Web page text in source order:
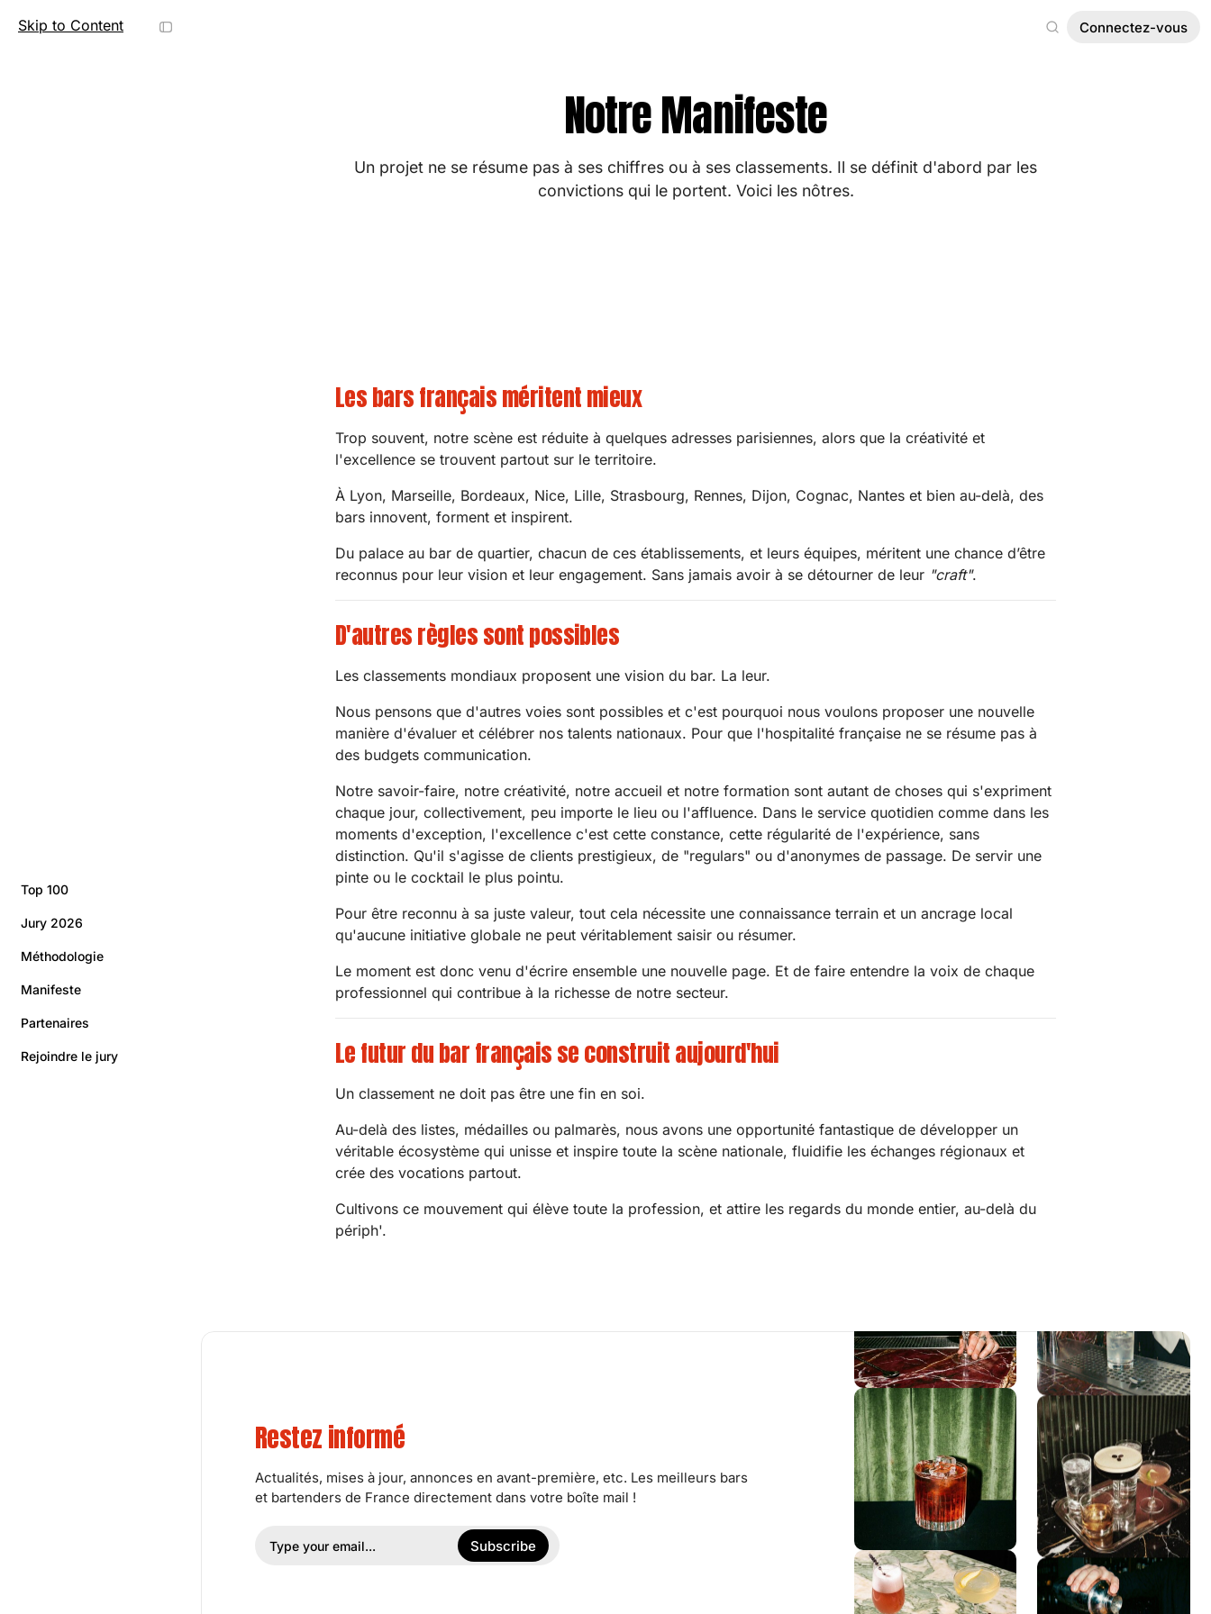
Skip to Content
French Bar Awards Connectez-vous
Top 100
Jury 2026
Méthodologie
Manifeste
Partenaires
Rejoindre le jury
Notre Manifeste
Un projet ne se résume pas à ses chiffres ou à ses classements. Il se définit d'abord par les
convictions qui le portent. Voici les nôtres.
Les bars français méritent mieux
Trop souvent, notre scène est réduite à quelques adresses parisiennes, alors que la créativité et
l'excellence se trouvent partout sur le territoire.
À Lyon, Marseille, Bordeaux, Nice, Lille, Strasbourg, Rennes, Dijon, Cognac, Nantes et bien au-delà, des
bars innovent, forment et inspirent.
Du palace au bar de quartier, chacun de ces établissements, et leurs équipes, méritent une chance d’être
reconnus pour leur vision et leur engagement. Sans jamais avoir à se détourner de leur "craft".
D'autres règles sont possibles
Les classements mondiaux proposent une vision du bar. La leur.
Nous pensons que d'autres voies sont possibles et c'est pourquoi nous voulons proposer une nouvelle
manière d'évaluer et célébrer nos talents nationaux. Pour que l'hospitalité française ne se résume pas à
des budgets communication.
Notre savoir-faire, notre créativité, notre accueil et notre formation sont autant de choses qui s'expriment
chaque jour, collectivement, peu importe le lieu ou l'affluence. Dans le service quotidien comme dans les
moments d'exception, l'excellence c'est cette constance, cette régularité de l'expérience, sans
distinction. Qu'il s'agisse de clients prestigieux, de "regulars" ou d'anonymes de passage. De servir une
pinte ou le cocktail le plus pointu.
Pour être reconnu à sa juste valeur, tout cela nécessite une connaissance terrain et un ancrage local
qu'aucune initiative globale ne peut véritablement saisir ou résumer.
Le moment est donc venu d'écrire ensemble une nouvelle page. Et de faire entendre la voix de chaque
professionnel qui contribue à la richesse de notre secteur.
Le futur du bar français se construit aujourd'hui
Un classement ne doit pas être une fin en soi.
Au-delà des listes, médailles ou palmarès, nous avons une opportunité fantastique de développer un
véritable écosystème qui unisse et inspire toute la scène nationale, fluidifie les échanges régionaux et
crée des vocations partout.
Cultivons ce mouvement qui élève toute la profession, et attire les regards du monde entier, au-delà du
périph'.
Restez informé
Actualités, mises à jour, annonces en avant-première, etc. Les meilleurs bars
et bartenders de France directement dans votre boîte mail !
Subscribe